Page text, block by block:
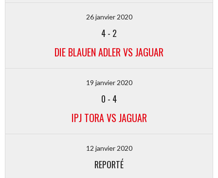
26 janvier 2020
4- 2
DIE BLAUEN ADLER VS JAGUAR
19 janvier 2020
0 - 4
IPJ TORA VS JAGUAR
12 janvier 2020
REPORTÉ